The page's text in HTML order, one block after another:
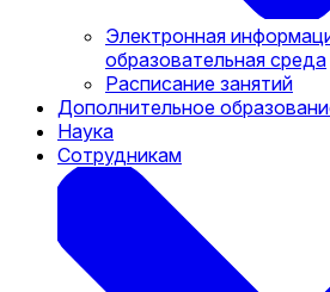
Электронная
образовательная среда
Расписание занятий
Дополнительное
Наука
Сотрудникам